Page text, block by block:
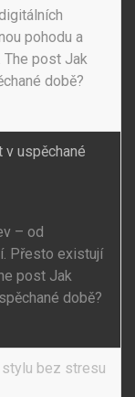
pohodu a
The post Jak
době?
uspěchané
– od
Přesto existují
post Jak
době?
bez stresu